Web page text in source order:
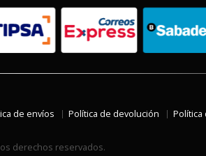
de envíos Política de devolución Política
derechos reservados.